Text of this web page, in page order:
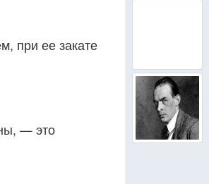
при ее закате
— это